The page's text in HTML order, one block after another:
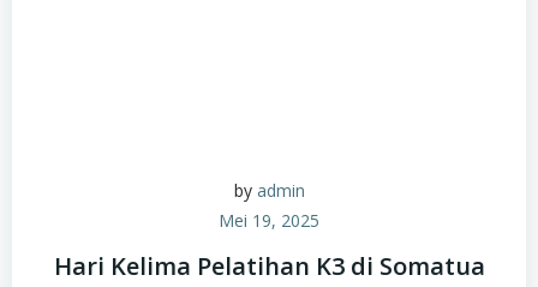
by admin
Mei 19, 2025
Hari Kelima Pelatihan K3 di Somatua